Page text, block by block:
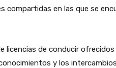
compartidas en las que se
licencias de conducir
y los